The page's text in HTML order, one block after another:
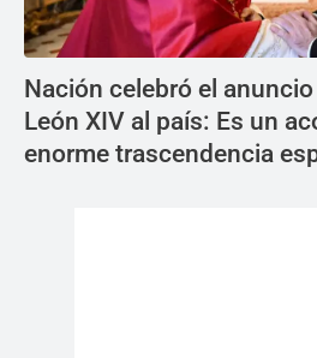
Nación celebró el
León XIV al país: Es un
enorme trascendencia